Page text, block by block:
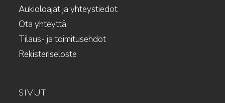
Aukioloajat ja yhteystiedot
Ota yhteyttä
Tilaus- ja toimitusehdot
Rekisteriseloste
SIVUT